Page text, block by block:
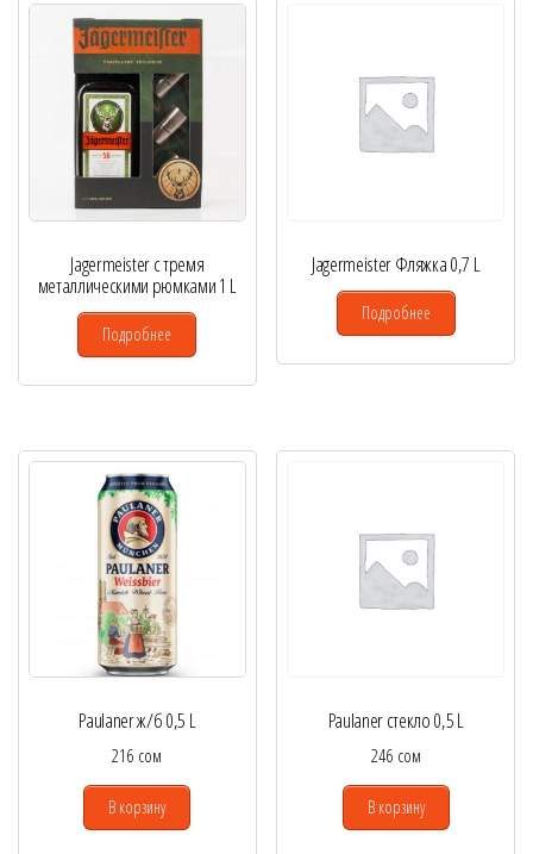
Jagermeister с тремя
металлическими рюмками 1 L
Подробнее
Jagermeister Фляжка 0,7 L
Подробнее
Paulaner ж/б 0,5 L
216 сом
В корзину
Paulaner стекло 0,5 L
246 сом
В корзину